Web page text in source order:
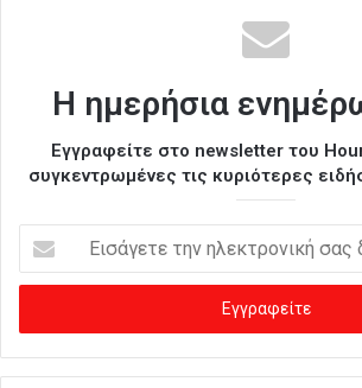
Η ημερήσια
Εγγραφείτε στο newsletter του
συγκεντρωμένες τις κυριότερες
σ
γ
ε